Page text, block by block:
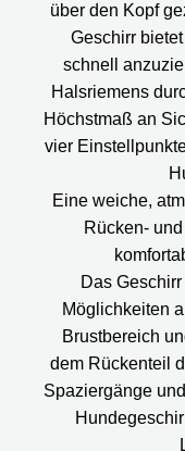
über den Kopf
Geschirr
schnell
Halsriemens
Höchstmaß an
vier
Eine weiche,
Rücken-
Das
Möglichkeiten
Brustbereich
dem Rückenteil
Spaziergänge